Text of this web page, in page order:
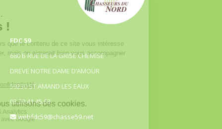
FDC 59
680 B RUE DE LA GRISE CHEMISE
DREVE NOTRE DAME D’AMOUR
59230 ST AMAND LES EAUX
03.20.41.45.63
webfdc59@chasse59.net